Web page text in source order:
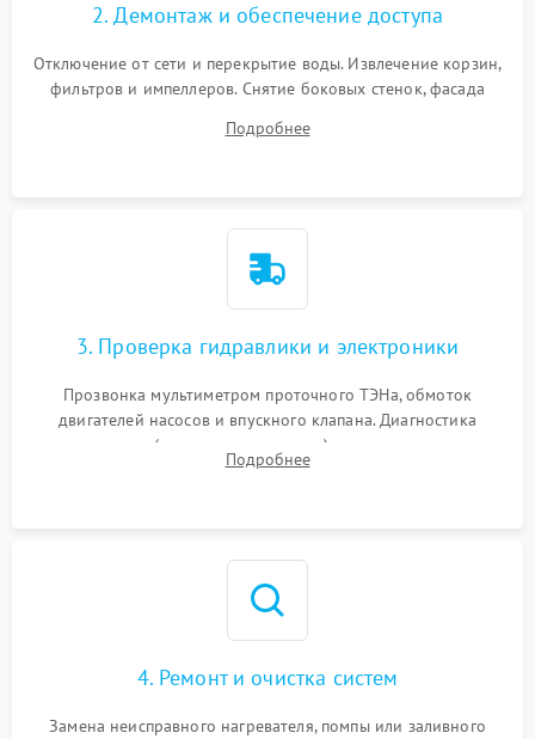
2. Демонтаж и обеспечение доступа
Отключение от сети и перекрытие воды. Извлечение корзин,
фильтров и импеллеров. Снятие боковых стенок, фасада
циркуляционному насосу, ТЭНу и сливной помпе.
Подробнее
3. Проверка гидравлики и электроники
Прозвонка мультиметром проточного ТЭНа, обмоток
двигателей насосов и впускного клапана. Диагностика
прессостата (датчика уровня воды), датчика мутности,
концевика дверцы и электронного модуля управления.
Подробнее
4. Ремонт и очистка систем
Замена неисправного нагревателя, помпы или заливного